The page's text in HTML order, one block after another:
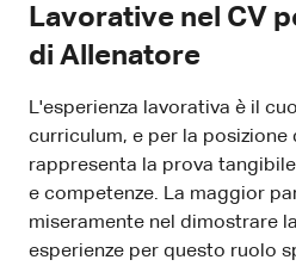
Lavorative nel CV
di Allenatore
L'esperienza lavorativa è il
curriculum, e per la posizione
rappresenta la prova
e competenze. La maggior
miseramente nel dimostrare
esperienze per questo ruolo